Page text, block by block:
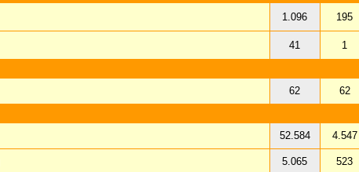
1.096 195
41 1
62 62
52.584 4.547
5.065 523